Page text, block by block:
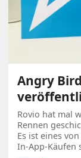
Angry
Rovio hat mal
Rennen
Es ist eines
In-App-Käufen